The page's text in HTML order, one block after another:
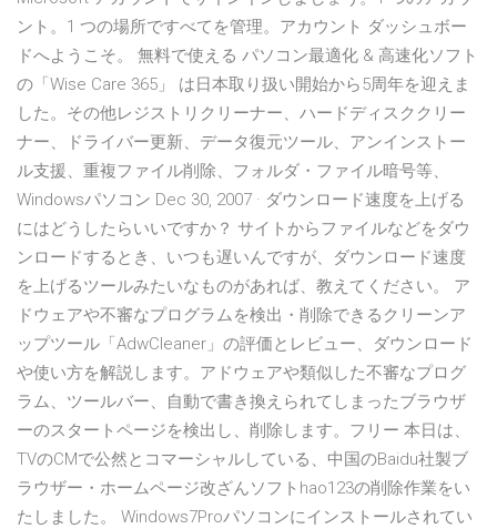
ント。1 つの場所ですべてを管理。アカウント ダッシュボー
ドへようこそ。 無料で使える パソコン最適化 & 高速化ソフト
の「Wise Care 365」 は日本取り扱い開始から5周年を迎えま
した。その他レジストリクリーナー、ハードディスククリー
ナー、ドライバー更新、データ復元ツール、アンインストー
ル支援、重複ファイル削除、フォルダ・ファイル暗号等、
Windowsパソコン Dec 30, 2007 · ダウンロード速度を上げる
にはどうしたらいいですか？ サイトからファイルなどをダウ
ンロードするとき、いつも遅いんですが、ダウンロード速度
を上げるツールみたいなものがあれば、教えてください。 ア
ドウェアや不審なプログラムを検出・削除できるクリーンア
ップツール「AdwCleaner」の評価とレビュー、ダウンロード
や使い方を解説します。アドウェアや類似した不審なプログ
ラム、ツールバー、自動で書き換えられてしまったブラウザ
ーのスタートページを検出し、削除します。フリー 本日は、
TVのCMで公然とコマーシャルしている、中国のBaidu社製ブ
ラウザー・ホームページ改ざんソフトhao123の削除作業をい
たしました。 Windows7Proパソコンにインストールされてい